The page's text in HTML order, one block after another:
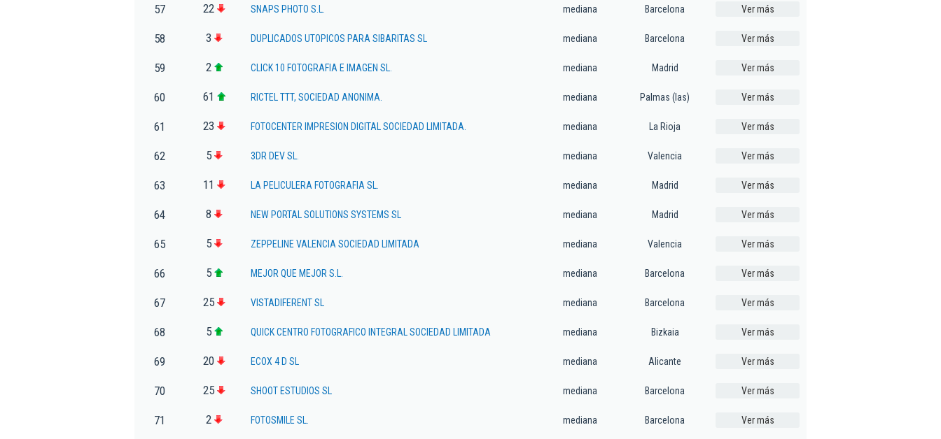
57 22 SNAPS PHOTO S.L. mediana Barcelona Ver más
58 3 DUPLICADOS UTOPICOS PARA SIBARITAS SL mediana Barcelona Ver más
59 2 CLICK 10 FOTOGRAFIA E IMAGEN SL. mediana Madrid Ver más
60 61 RICTEL TTT, SOCIEDAD ANONIMA. mediana Palmas (las) Ver más
61 23 FOTOCENTER IMPRESION DIGITAL SOCIEDAD LIMITADA. mediana La Rioja Ver más
62 5 3DR DEV SL. mediana Valencia Ver más
63 11 LA PELICULERA FOTOGRAFIA SL. mediana Madrid Ver más
64 8 NEW PORTAL SOLUTIONS SYSTEMS SL mediana Madrid Ver más
65 5 ZEPPELINE VALENCIA SOCIEDAD LIMITADA mediana Valencia Ver más
66 5 MEJOR QUE MEJOR S.L. mediana Barcelona Ver más
67 25 VISTADIFERENT SL mediana Barcelona Ver más
68 5 QUICK CENTRO FOTOGRAFICO INTEGRAL SOCIEDAD LIMITADA mediana Bizkaia Ver más
69 20 ECOX 4 D SL mediana Alicante Ver más
70 25 SHOOT ESTUDIOS SL mediana Barcelona Ver más
71 2 FOTOSMILE SL. mediana Barcelona Ver más